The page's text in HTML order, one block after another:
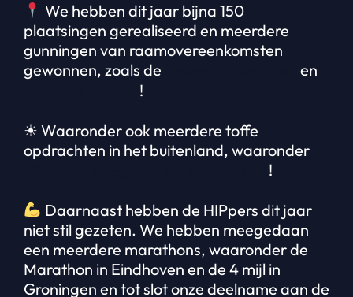
We hebben dit jaar bijna 150
plaatsingen gerealiseerd en meerdere
gunningen van raamovereenkomsten
gewonnen, zoals de
en
!
☀ Waaronder ook meerdere toffe
opdrachten in het buitenland, waaronder
!
Daarnaast hebben de HIPpers dit jaar
niet stil gezeten. We hebben meegedaan
een meerdere marathons, waaronder de
Marathon in Eindhoven en de 4 mijl in
Groningen en tot slot onze deelname aan de